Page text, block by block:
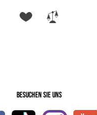
Besuchen Sie uns